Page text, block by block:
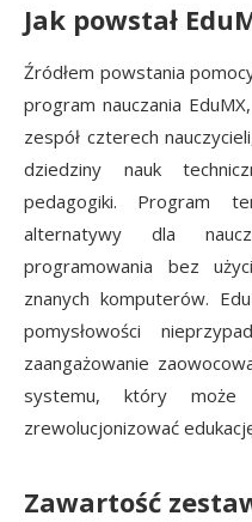
Jak powstał
Źródłem powstania
program nauczania
zespół czterech
dziedziny nauk
pedagogiki. Program
alternatywy dla
programowania bez
znanych komputerów.
pomysłowości
zaangażowanie
systemu, który może
zrewolucjonizować
Zawartość